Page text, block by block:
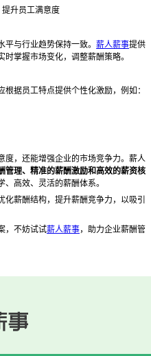
提升员工满意度
与行业趋势保持一致。 薪人薪事提供
掌握市场变化，调整薪酬策略。
据员工特点提供个性化激励，例如：
度，还能增强企业的市场竞争力。薪人
管理、精准的薪酬激励和高效的薪资核
高效、灵活的薪酬体系。
薪酬结构，提升薪酬竞争力，以吸引
，不妨试试薪人薪事，助力企业薪酬管